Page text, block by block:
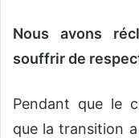
Nous avons
souffrir de
Pendant que le
que la transition